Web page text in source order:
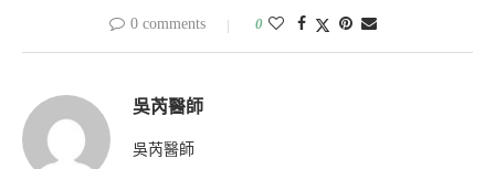
0 comments 0
吳芮醫師
吳芮醫師